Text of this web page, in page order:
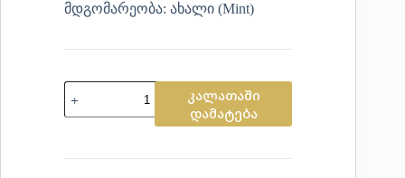
მდგომარეობა: ახალი (Mint)
კალათაში
დამატება